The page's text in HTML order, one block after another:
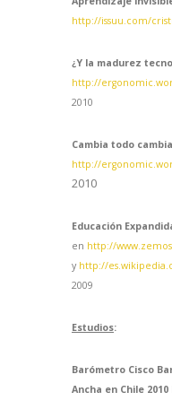
http://issuu.com/
¿Y la madurez
http://
2010
Cambia todo cambia
http://
2010
Educación
en http://
y http://
2009
Estudios:
Barómetro Cisco
Ancha en Chile 2010